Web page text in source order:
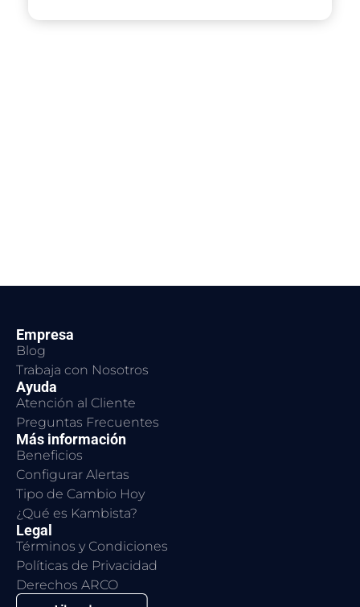
Empresa
Blog
Trabaja con Nosotros
Ayuda
Atención al Cliente
Preguntas Frecuentes
Más información
Beneficios
Configurar Alertas
Tipo de Cambio Hoy
¿Qué es Kambista?
Legal
Términos y Condiciones
Políticas de Privacidad
Derechos ARCO